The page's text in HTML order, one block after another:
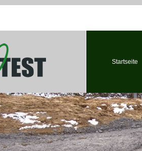
Startseite